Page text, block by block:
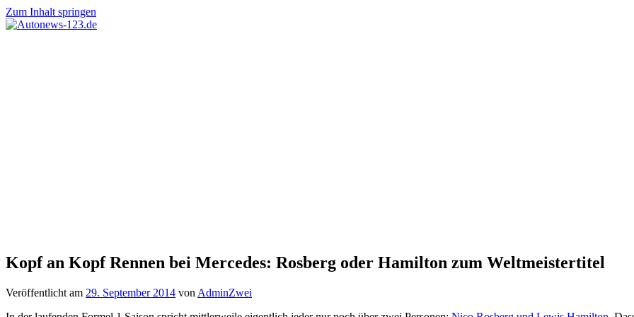
Zum Inhalt springen
Kopf an Kopf Rennen bei Mercedes: Rosberg oder Hamilton zum Weltmeistertitel
Veröffentlicht am 29. September 2014 von AdminZwei